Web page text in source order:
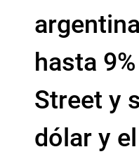
hasta 9%
Street y
dólar y